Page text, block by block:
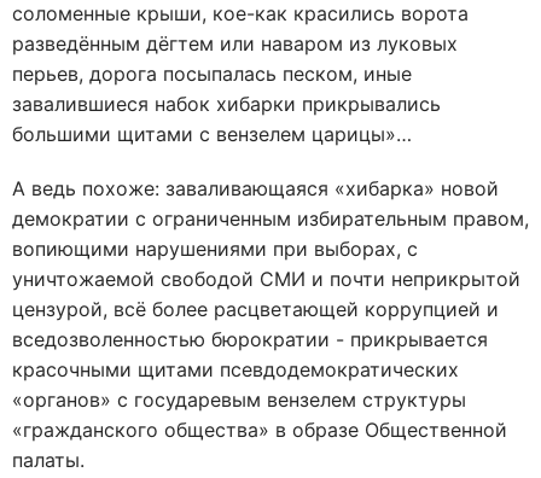
соломенные крыши, кое-как красились ворота
разведённым дёгтем или наваром из луковых
перьев, дорога посыпалась песком, иные
завалившиеся набок хибарки прикрывались
большими щитами с вензелем царицы»…
А ведь похоже: заваливающаяся «хибарка» новой
демократии с ограниченным избирательным правом,
вопиющими нарушениями при выборах, с
уничтожаемой свободой СМИ и почти неприкрытой
цензурой, всё более расцветающей коррупцией и
вседозволенностью бюрократии - прикрывается
красочными щитами псевдодемократических
«органов» с государевым вензелем структуры
«гражданского общества» в образе Общественной
палаты.